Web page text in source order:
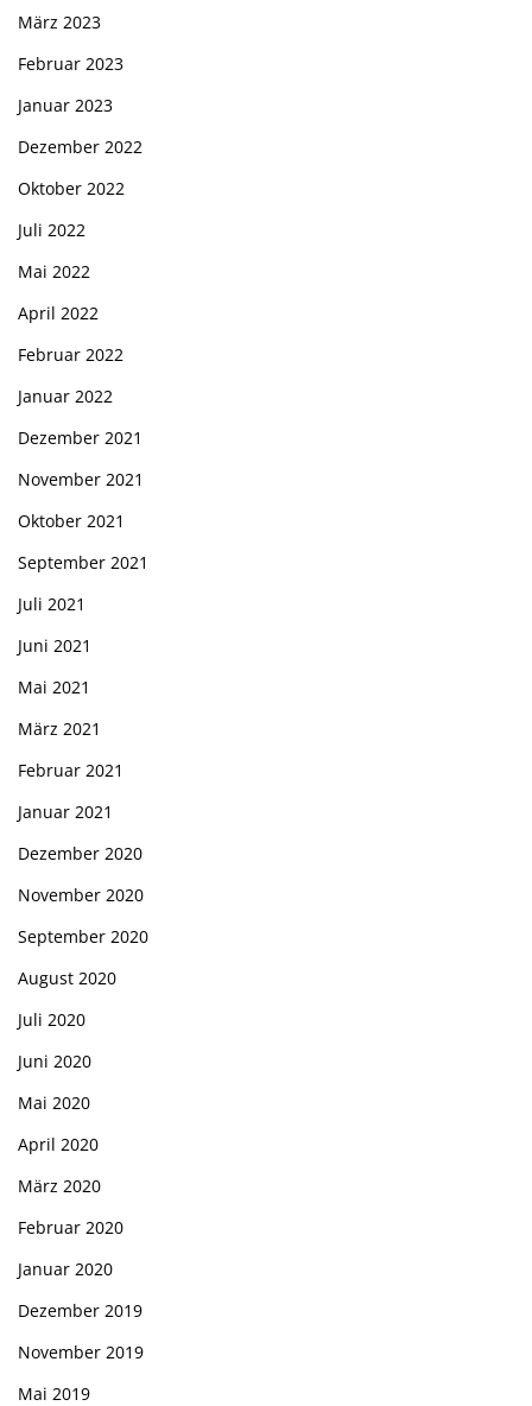
März 2023
Februar 2023
Januar 2023
Dezember 2022
Oktober 2022
Juli 2022
Mai 2022
April 2022
Februar 2022
Januar 2022
Dezember 2021
November 2021
Oktober 2021
September 2021
Juli 2021
Juni 2021
Mai 2021
März 2021
Februar 2021
Januar 2021
Dezember 2020
November 2020
September 2020
August 2020
Juli 2020
Juni 2020
Mai 2020
April 2020
März 2020
Februar 2020
Januar 2020
Dezember 2019
November 2019
Mai 2019